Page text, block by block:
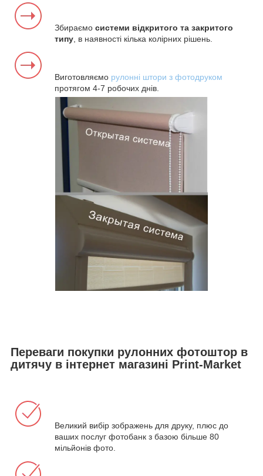
Збираємо системи відкритого та закритого
типу, в наявності кілька колірних рішень.
Виготовляємо рулонні штори з фотодруком
протягом 4-7 робочих днів.
Переваги покупки рулонних фотоштор в
дитячу в інтернет магазині Print-Market
Великий вибір зображень для друку, плюс до
ваших послуг фотобанк з базою більше 80
мільйонів фото.